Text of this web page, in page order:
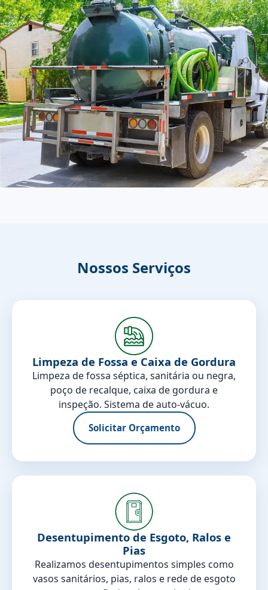
Nossos Serviços
Limpeza de Fossa e Caixa de Gordura
Limpeza de fossa séptica, sanitária ou negra,
poço de recalque, caixa de gordura e
inspeção. Sistema de auto-vácuo.
Solicitar Orçamento
Desentupimento de Esgoto, Ralos e
Pias
Realizamos desentupimentos simples como
vasos sanitários, pias, ralos e rede de esgoto